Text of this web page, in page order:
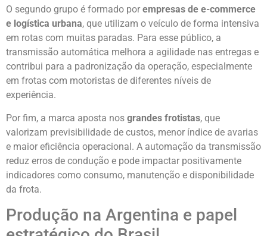
O segundo grupo é formado por empresas de e-commerce
e logística urbana, que utilizam o veículo de forma intensiva
em rotas com muitas paradas. Para esse público, a
transmissão automática melhora a agilidade nas entregas e
contribui para a padronização da operação, especialmente
em frotas com motoristas de diferentes níveis de
experiência.
Por fim, a marca aposta nos grandes frotistas, que
valorizam previsibilidade de custos, menor índice de avarias
e maior eficiência operacional. A automação da transmissão
reduz erros de condução e pode impactar positivamente
indicadores como consumo, manutenção e disponibilidade
da frota.
Produção na Argentina e papel